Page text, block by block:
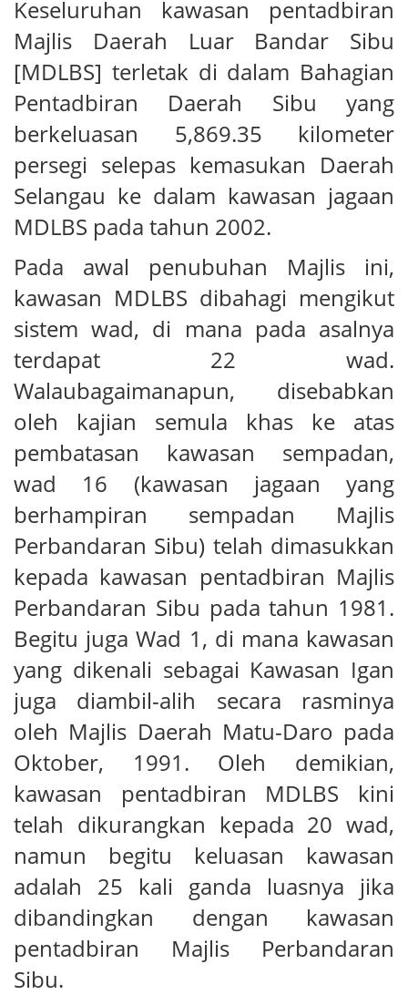
Keseluruhan kawasan pentadbiran
Majlis Daerah Luar Bandar Sibu
[MDLBS] terletak di dalam Bahagian
Pentadbiran Daerah Sibu yang
berkeluasan 5,869.35 kilometer
persegi selepas kemasukan Daerah
Selangau ke dalam kawasan jagaan
MDLBS pada tahun 2002.
Pada awal penubuhan Majlis ini,
kawasan MDLBS dibahagi mengikut
sistem wad, di mana pada asalnya
terdapat 22 wad.
Walaubagaimanapun, disebabkan
oleh kajian semula khas ke atas
pembatasan kawasan sempadan,
wad 16 (kawasan jagaan yang
berhampiran sempadan Majlis
Perbandaran Sibu) telah dimasukkan
kepada kawasan pentadbiran Majlis
Perbandaran Sibu pada tahun 1981.
Begitu juga Wad 1, di mana kawasan
yang dikenali sebagai Kawasan Igan
juga diambil-alih secara rasminya
oleh Majlis Daerah Matu-Daro pada
Oktober, 1991. Oleh demikian,
kawasan pentadbiran MDLBS kini
telah dikurangkan kepada 20 wad,
namun begitu keluasan kawasan
adalah 25 kali ganda luasnya jika
dibandingkan dengan kawasan
pentadbiran Majlis Perbandaran
Sibu.